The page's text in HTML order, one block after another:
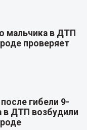
мальчика в ДТП
проверяет
гибели 9-
в ДТП возбудили